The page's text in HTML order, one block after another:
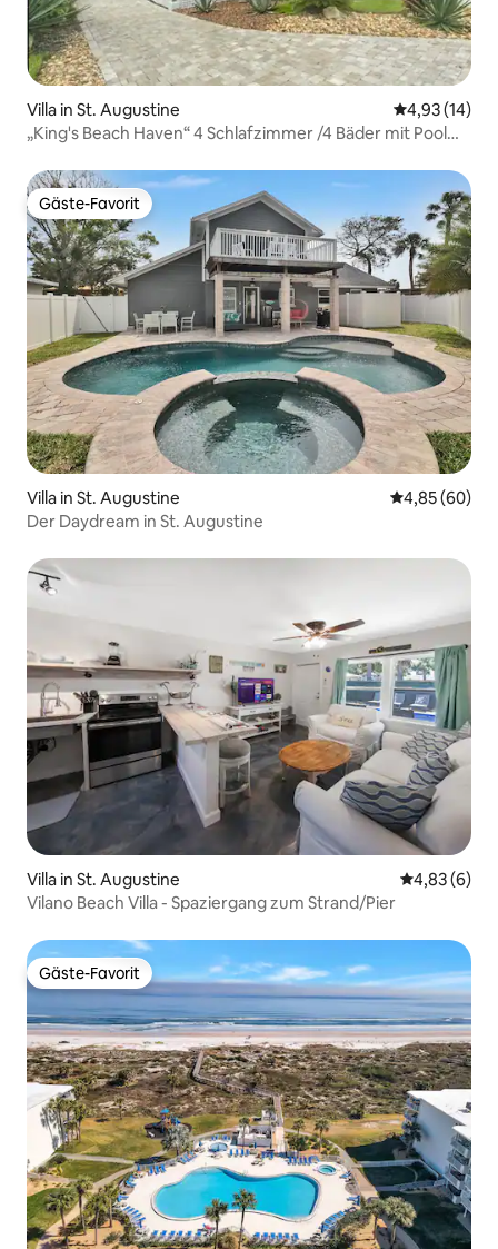
Villa in St. Augustine
4,93 (14)
„King's Beach Haven“ 4 Schlafzimmer /4 Bäder mit Pool
Gäste-Favorit
Gäste-Favorit
Villa in St. Augustine
4,85 (60)
Der Daydream in St. Augustine
Villa in St. Augustine
4,83 (6)
Vilano Beach Villa - Spaziergang zum Strand/Pier
Gäste-Favorit
Gäste-Favorit